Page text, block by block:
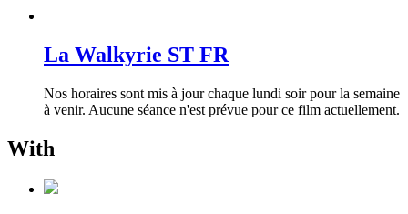
La Walkyrie ST FR
Nos horaires sont mis à jour chaque lundi soir pour la semaine
à venir. Aucune séance n'est prévue pour ce film actuellement.
With